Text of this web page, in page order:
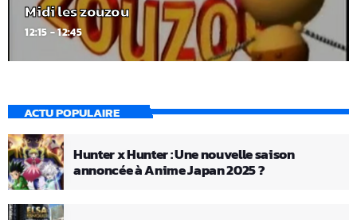
Midi les zouzou
12:15 - 12:45
ACTU POPULAIRE
Hunter x Hunter : Une nouvelle saison
annoncée à Anime Japan 2025 ?